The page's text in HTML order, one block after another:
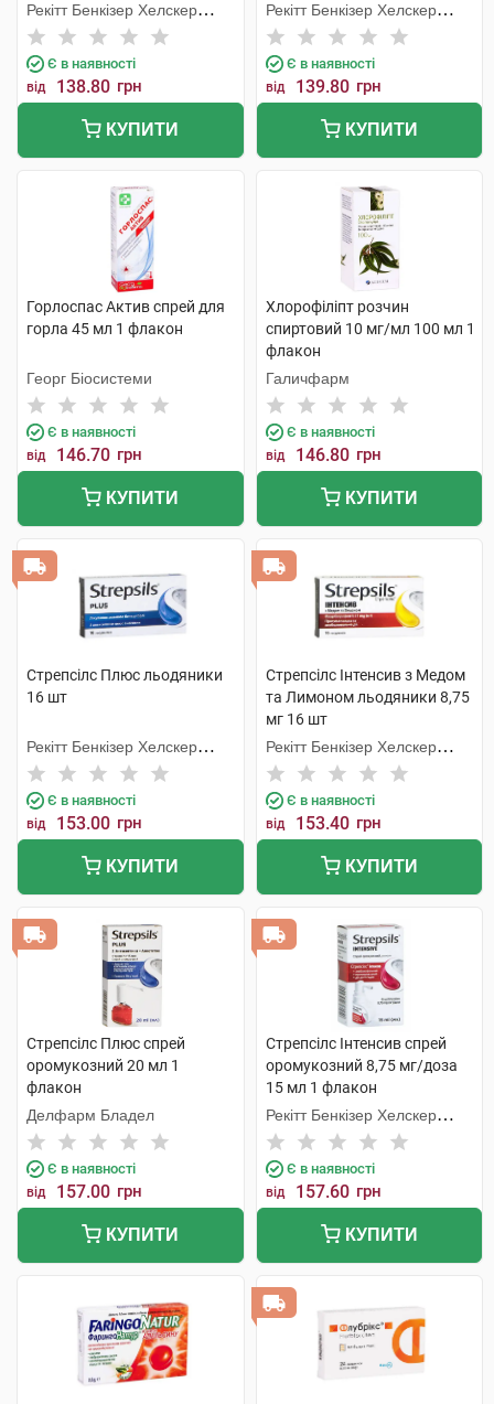
Рекітт Бенкізер Хелскер
Інтернешнл
Є в наявності
від 138.80 грн
КУПИТИ
Рекітт Бенкізер Хелскер
Інтернешнл
Є в наявності
від 139.80 грн
КУПИТИ
Горлоспас Актив спрей для
горла 45 мл 1 флакон
Георг Біосистеми
Є в наявності
від 146.70 грн
КУПИТИ
Хлорофіліпт розчин
спиртовий 10 мг/мл 100 мл 1
флакон
Галичфарм
Є в наявності
від 146.80 грн
КУПИТИ
Стрепсілс Плюс льодяники
16 шт
Рекітт Бенкізер Хелскер
Інтернешнл
Є в наявності
від 153.00 грн
КУПИТИ
Стрепсілс Інтенсив з Медом
та Лимоном льодяники 8,75
мг 16 шт
Рекітт Бенкізер Хелскер
Інтернешнл
Є в наявності
від 153.40 грн
КУПИТИ
Стрепсілс Плюс спрей
оромукозний 20 мл 1
флакон
Делфарм Бладел
Є в наявності
від 157.00 грн
КУПИТИ
Стрепсілс Інтенсив спрей
оромукозний 8,75 мг/доза
15 мл 1 флакон
Рекітт Бенкізер Хелскер
Інтернешнл
Є в наявності
від 157.60 грн
КУПИТИ